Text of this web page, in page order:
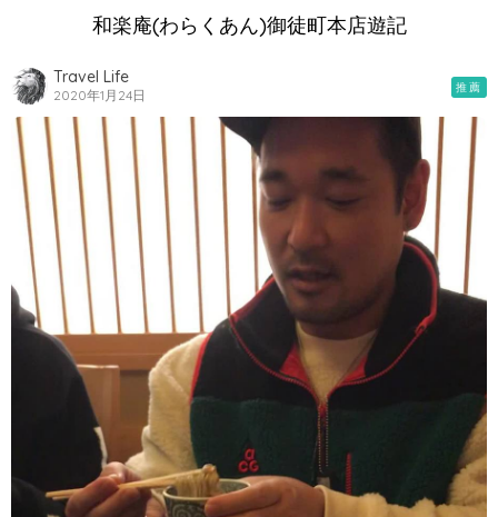
和楽庵(わらくあん)御徒町本店遊記
Travel Life
2020年1月24日 推薦